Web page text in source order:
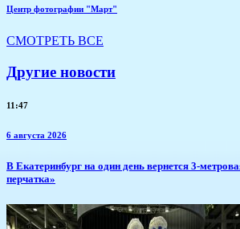
Центр фотографии "Март"
СМОТРЕТЬ ВСЕ
Другие новости
11:47
6 августа 2026
В Екатеринбург на один день вернется 3-
перчатка»